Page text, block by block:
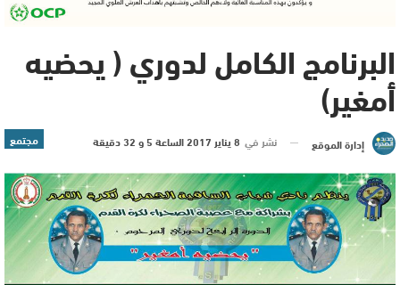
البرنامج الكامل لدوري ( يحضيه
أمغير)
مجتمع إدارة الموقع نشر في 8 يناير 2017 الساعة 5 و 32 دقيقة